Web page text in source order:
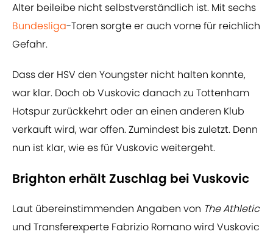
Alter beileibe nicht selbstverständlich ist. Mit sechs
Bundesliga-Toren sorgte er auch vorne für reichlich
Gefahr.
Dass der HSV den Youngster nicht halten konnte,
war klar. Doch ob Vuskovic danach zu Tottenham
Hotspur zurückkehrt oder an einen anderen Klub
verkauft wird, war offen. Zumindest bis zuletzt. Denn
nun ist klar, wie es für Vuskovic weitergeht.
Brighton erhält Zuschlag bei Vuskovic
Laut übereinstimmenden Angaben von The Athletic
und Transferexperte Fabrizio Romano wird Vuskovic